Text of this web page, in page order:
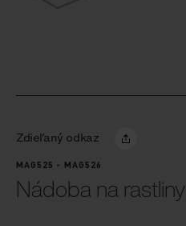
Zdieľaný odkaz
MAG525 - MAG526
Nádoba na rastliny